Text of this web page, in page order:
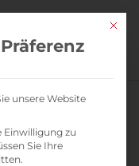
Mit
unsere Website
Einwilligung zu
Sie Ihre